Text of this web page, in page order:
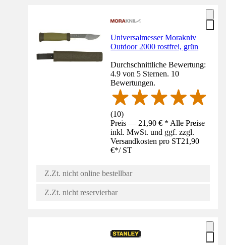
Universalmesser Morakniv
Outdoor 2000 rostfrei, grün
Durchschnittliche Bewertung:
4.9 von 5 Sternen. 10
Bewertungen.
(10)
Preis — 21,90 € * Alle Preise
inkl. MwSt. und ggf. zzgl.
Versandkosten pro ST21,90
€*/ ST
Z.Zt. nicht online bestellbar
Z.Zt. nicht reservierbar